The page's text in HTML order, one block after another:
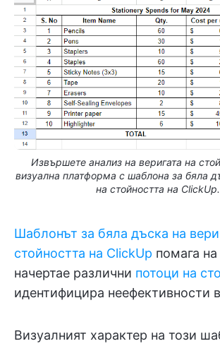
Извършете анализ на веригата на
визуална платформа с шаблона за бяла
на стойността на ClickUp.
Шаблонът за бяла дъска на
стойността на ClickUp помага
начертае различни потоци на
идентифицира неефективности
Визуалният характер на този